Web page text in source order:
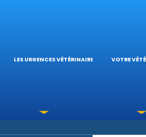
LES URGENCES VÉTÉRINAIRES
LES
VOTRE